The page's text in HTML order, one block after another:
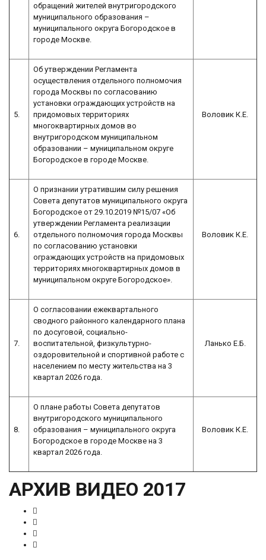
обращений жителей внутригородского
муниципального образования –
муниципального округа Богородское в
городе Москве.
5.
Об утверждении Регламента
осуществления отдельного полномочия
города Москвы по согласованию
установки ограждающих устройств на
придомовых территориях
многоквартирных домов во
внутригородском муниципальном
образовании – муниципальном округе
Богородское в городе Москве.
Воловик К.Е.
6.
О признании утратившим силу решения
Совета депутатов муниципального округа
Богородское от 29.10.2019 №15/07 «Об
утверждении Регламента реализации
отдельного полномочия города Москвы
по согласованию установки
ограждающих устройств на придомовых
территориях многоквартирных домов в
муниципальном округе Богородское».
Воловик К.Е.
7.
О согласовании ежеквартального
сводного районного календарного плана
по досуговой, социально-
воспитательной, физкультурно-
оздоровительной и спортивной работе с
населением по месту жительства на 3
квартал 2026 года.
Ланько Е.Б.
8.
О плане работы Совета депутатов
внутригородского муниципального
образования – муниципального округа
Богородское в городе Москве на 3
квартал 2026 года.
Воловик К.Е.
АРХИВ ВИДЕО 2017